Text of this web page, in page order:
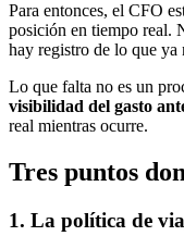
Para entonces, el CFO
posición en tiempo real.
hay registro de lo que ya
Lo que falta no es un
visibilidad del gasto
real mientras ocurre.
Tres puntos
1. La política de